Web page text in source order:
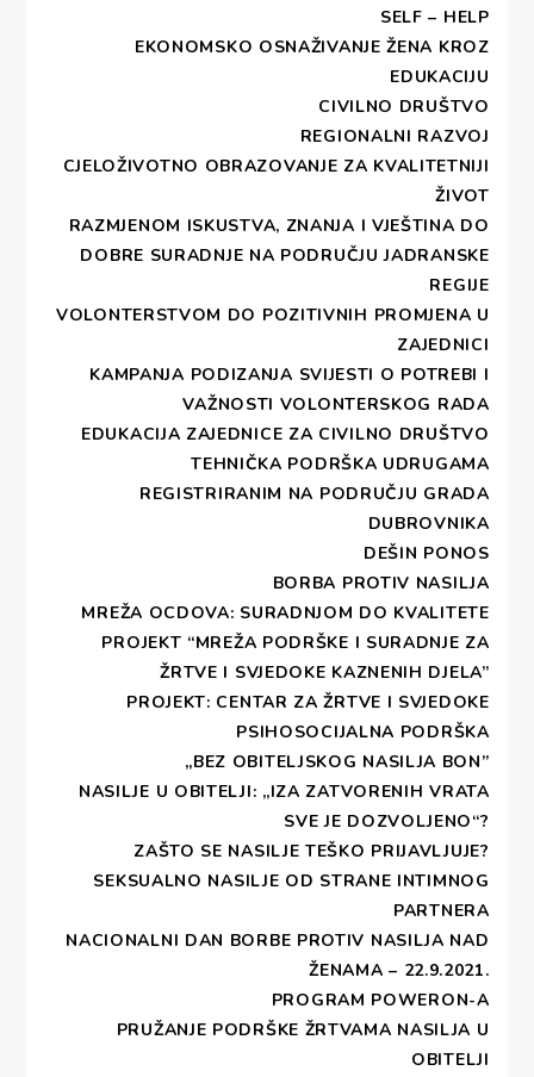
SELF – HELP
EKONOMSKO OSNAŽIVANJE ŽENA KROZ
EDUKACIJU
CIVILNO DRUŠTVO
REGIONALNI RAZVOJ
CJELOŽIVOTNO OBRAZOVANJE ZA KVALITETNIJI
ŽIVOT
RAZMJENOM ISKUSTVA, ZNANJA I VJEŠTINA DO
DOBRE SURADNJE NA PODRUČJU JADRANSKE
REGIJE
VOLONTERSTVOM DO POZITIVNIH PROMJENA U
ZAJEDNICI
KAMPANJA PODIZANJA SVIJESTI O POTREBI I
VAŽNOSTI VOLONTERSKOG RADA
EDUKACIJA ZAJEDNICE ZA CIVILNO DRUŠTVO
TEHNIČKA PODRŠKA UDRUGAMA
REGISTRIRANIM NA PODRUČJU GRADA
DUBROVNIKA
DEŠIN PONOS
BORBA PROTIV NASILJA
MREŽA OCDOVA: SURADNJOM DO KVALITETE
PROJEKT “MREŽA PODRŠKE I SURADNJE ZA
ŽRTVE I SVJEDOKE KAZNENIH DJELA”
PROJEKT: CENTAR ZA ŽRTVE I SVJEDOKE
PSIHOSOCIJALNA PODRŠKA
„BEZ OBITELJSKOG NASILJA BON”
NASILJE U OBITELJI: „IZA ZATVORENIH VRATA
SVE JE DOZVOLJENO“?
ZAŠTO SE NASILJE TEŠKO PRIJAVLJUJE?
SEKSUALNO NASILJE OD STRANE INTIMNOG
PARTNERA
NACIONALNI DAN BORBE PROTIV NASILJA NAD
ŽENAMA – 22.9.2021.
PROGRAM POWERON-A
PRUŽANJE PODRŠKE ŽRTVAMA NASILJA U
OBITELJI
PRIMARNA BESPLATNA PRAVNA
POMOĆ
UKOLIKO ŽELITE PODRŽATI RAD
UDRUGE MOŽETE DONIRATI